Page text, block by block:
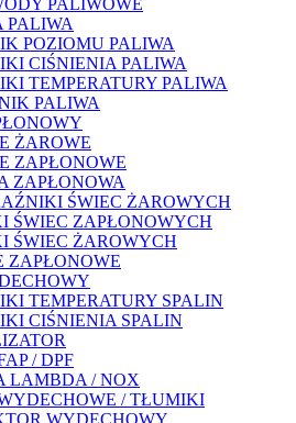
PALIWOWE
PALIWA
POZIOMU PALIWA
CIŚNIENIA PALIWA
TEMPERATURY PALIWA
PALIWA
ŻAROWE
ZAPŁONOWE
ZAPŁONOWA
ŚWIEC ŻAROWYCH
ŚWIEC ZAPŁONOWYCH
ŚWIEC ŻAROWYCH
ZAPŁONOWE
TEMPERATURY SPALIN
CIŚNIENIA SPALIN
/ DPF
LAMBDA / NOX
/ TŁUMIKI
WYDECHOWY